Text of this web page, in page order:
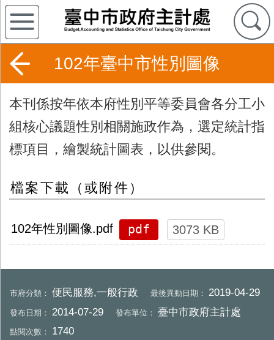
102年臺中市性別圖像
本刊係按年依本府性別平等委員會各分工小
組核心議題性別相關施政作為，選定統計指
標項目，繪製統計圖表 ，以供參閱。
檔案下載（或附件）
102年性別圖像.pdf pdf 3073 KB
市府分類：便民服務,一般行政 最後異動日期：2019-04-29
發布日期： 2014-07-29 發布單位：臺中市政府主計處
點閱次數： 1740